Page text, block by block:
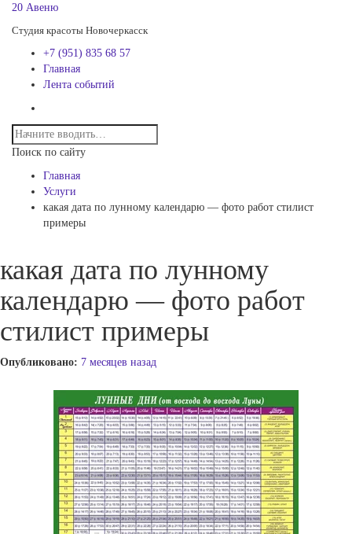
20 Авеню
Студия красоты Новочеркасск
+7 (951) 835 68 57
Главная
Лента событий
Поиск по сайту
Главная
Услуги
какая дата по лунному календарю — фото работ стилист
примеры
какая дата по лунному
календарю — фото работ
стилист примеры
Опубликовано: 7 месяцев назад